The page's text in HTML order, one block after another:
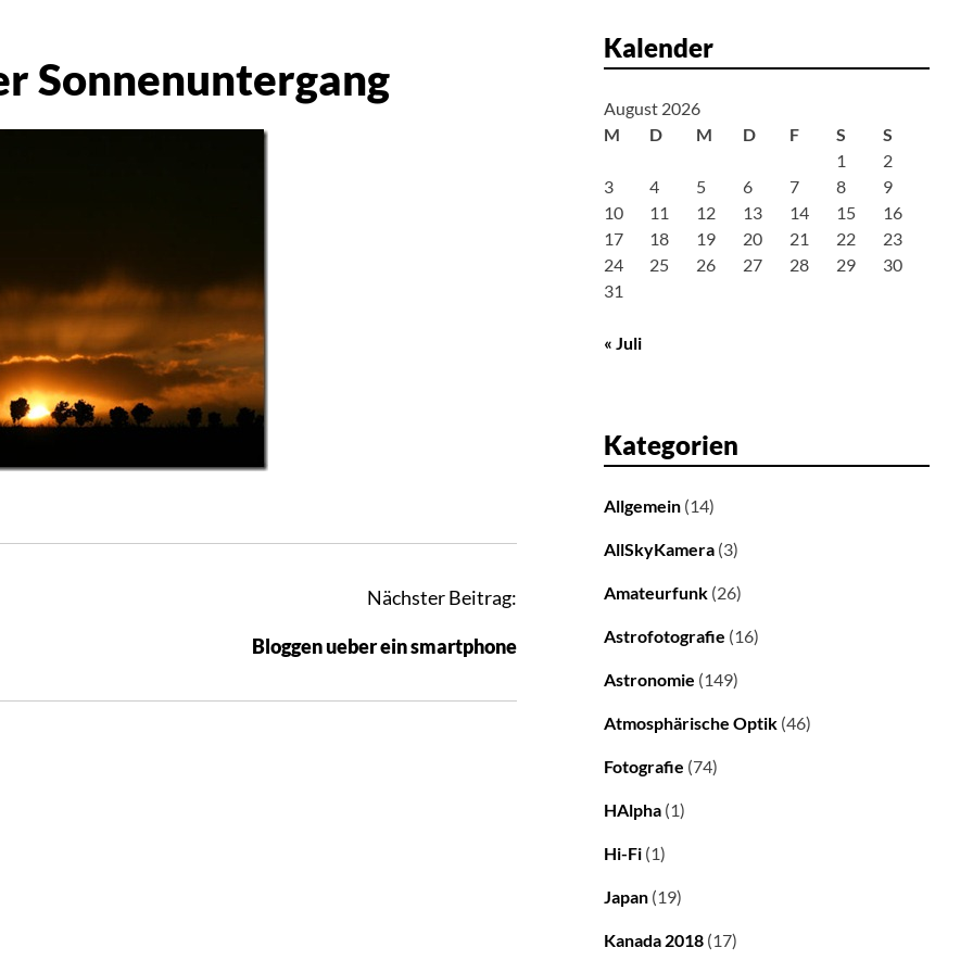
Sonnenuntergang
Nächster Beitrag:
Bloggen ueber ein smartphone
Kalender
August 2026
M
D M D F S
S
1
2
3
4 5 6 7 8
9
10
11 12 13 14 15
16
17
18 19 20 21 22
23
24
25 26 27 28 29
30
31
« Juli
Kategorien
Allgemein (14)
AllSkyKamera (3)
Amateurfunk (26)
Astrofotografie (16)
Astronomie (149)
Atmosphärische Optik (46)
Fotografie (74)
HAlpha (1)
Hi-Fi (1)
Japan (19)
Kanada 2018 (17)